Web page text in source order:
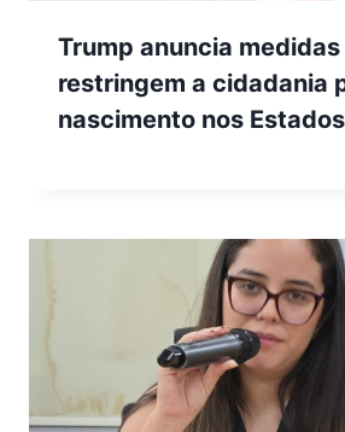
Trump anuncia
restringem a cidadania
nascimento nos